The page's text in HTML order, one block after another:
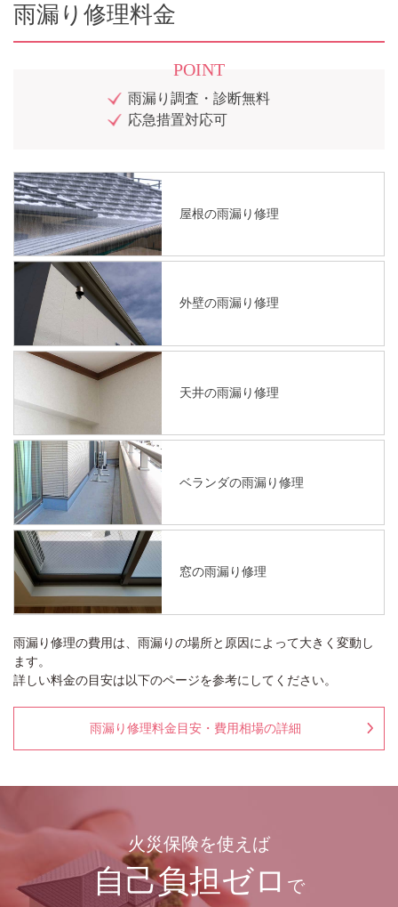
雨漏り修理料金
POINT
雨漏り調査・診断無料
応急措置対応可
屋根の雨漏り修理
外壁の雨漏り修理
天井の雨漏り修理
ベランダの雨漏り修理
窓の雨漏り修理
雨漏り修理の費用は、雨漏りの場所と原因によって大きく変動し
ます。
詳しい料金の目安は以下のページを参考にしてください。
雨漏り修理料金目安・費用相場の詳細
火災保険を使えば
自己負担ゼロ で